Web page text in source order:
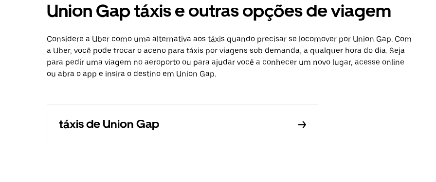
Union Gap táxis e outras opções de viagem
Considere a Uber como uma alternativa aos táxis quando precisar se locomover por Union Gap. Com
a Uber, você pode trocar o aceno para táxis por viagens sob demanda, a qualquer hora do dia. Seja
para pedir uma viagem no aeroporto ou para ajudar você a conhecer um novo lugar, acesse online
ou abra o app e insira o destino em Union Gap.
táxis de Union Gap